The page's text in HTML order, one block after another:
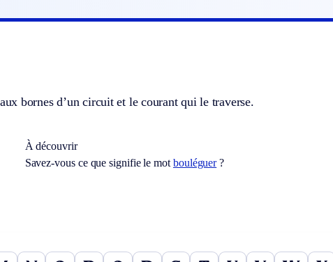
bornes d’un circuit et le courant qui le traverse.
À découvrir
Savez-vous ce que signifie le mot bouléguer?